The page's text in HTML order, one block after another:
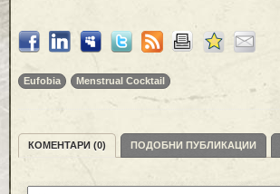
Eufobia Menstrual Cocktail
КОМЕНТАРИ (0) ПОДОБНИ ПУБЛИКАЦИИ